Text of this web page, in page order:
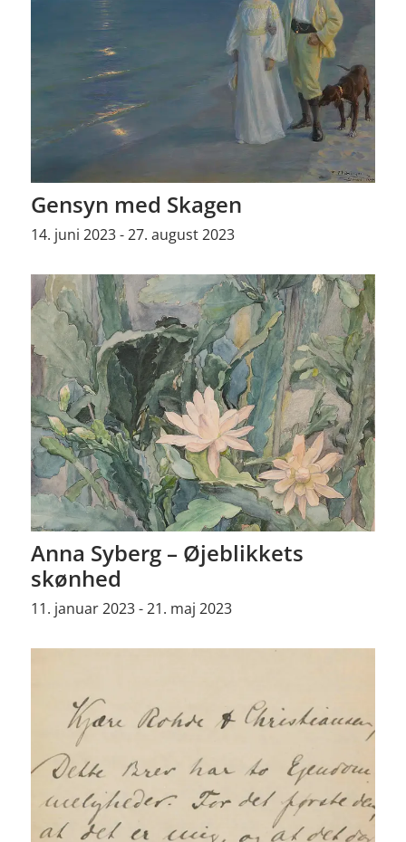
Gensyn med Skagen
14. juni 2023 - 27. august 2023
Anna Syberg – Øjeblikkets
skønhed
11. januar 2023 - 21. maj 2023